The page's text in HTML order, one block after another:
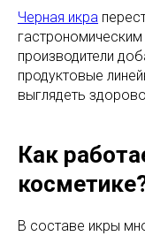
Черная икра
производители
продуктовые
выглядеть
Как
В составе икры